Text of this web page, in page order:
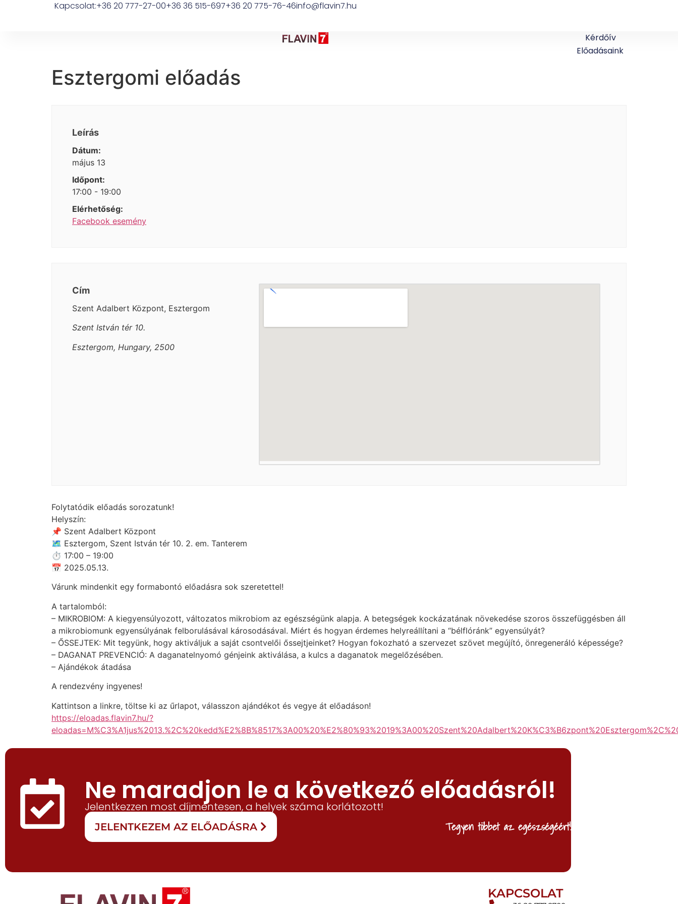
Kapcsolat:+36 20 777-27-00+36 36 515-697+36 20 775-76-46info@flavin7.hu
Kérdőív
Előadásaink
Esztergomi előadás
Leírás
Dátum:
május 13
Időpont:
17:00 - 19:00
Elérhetőség:
Facebook esemény
Cím
Szent Adalbert Központ, Esztergom
Szent István tér 10.
Esztergom, Hungary, 2500
Folytatódik előadás sorozatunk!
Helyszín:
📌 Szent Adalbert Központ
🗺 Esztergom, Szent István tér 10. 2. em. Tanterem
⏱ 17:00 – 19:00
📅 2025.05.13.
Várunk mindenkit egy formabontó előadásra sok szeretettel!
A tartalomból:
– MIKROBIOM: A kiegyensúlyozott, változatos mikrobiom az egészségünk alapja. A betegségek kockázatának növekedése szoros összefüggésben áll
a mikrobiomunk egyensúlyának felborulásával károsodásával. Miért és hogyan érdemes helyreállítani a “bélflóránk” egyensúlyát?
– ŐSSEJTEK: Mit tegyünk, hogy aktiváljuk a saját csontvelői őssejtjeinket? Hogyan fokozható a szervezet szövet megújító, önregeneráló képessége?
– DAGANAT PREVENCIÓ: A daganatelnyomó génjeink aktiválása, a kulcs a daganatok megelőzésében.
– Ajándékok átadása
A rendezvény ingyenes!
Kattintson a linkre, töltse ki az űrlapot, válasszon ajándékot és vegye át előadáson!
https://eloadas.flavin7.hu/?
Tegyen többet az egészségéért!
Ne maradjon le a következő előadásról!
Jelentkezzen most díjmentesen, a helyek száma korlátozott!
JELENTKEZEM AZ ELŐADÁSRA
KAPCSOLAT